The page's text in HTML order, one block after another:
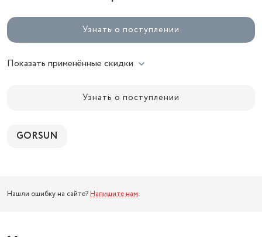
Узнать о поступлении
Показать применённые скидки
Узнать о поступлении
GORSUN
Нашли ошибку на сайте? Напишите нам.